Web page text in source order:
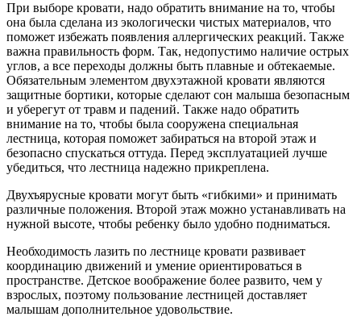
При выборе кровати, надо обратить внимание на то, чтобы
она была сделана из экологически чистых материалов, что
поможет избежать появления аллергических реакций. Также
важна правильность форм. Так, недопустимо наличие острых
углов, а все переходы должны быть плавные и обтекаемые.
Обязательным элементом двухэтажной кровати являются
защитные бортики, которые сделают сон малыша безопасным
и уберегут от травм и падений. Также надо обратить
внимание на то, чтобы была сооружена специальная
лестница, которая поможет забираться на второй этаж и
безопасно спускаться оттуда. Перед эксплуатацией лучше
убедиться, что лестница надежно прикреплена.
Двухъярусные кровати могут быть «гибкими» и принимать
различные положения. Второй этаж можно устанавливать на
нужной высоте, чтобы ребенку было удобно подниматься.
Необходимость лазить по лестнице кровати развивает
координацию движений и умение ориентироваться в
пространстве. Детское воображение более развито, чем у
взрослых, поэтому пользование лестницей доставляет
малышам дополнительное удовольствие.